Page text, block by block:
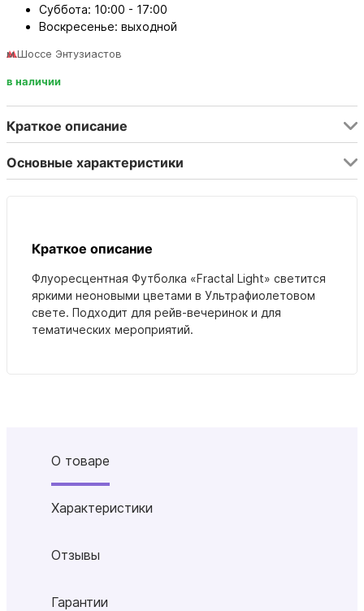
Суббота: 10:00 - 17:00
Воскресенье: выходной
м.Шоссе Энтузиастов
в наличии
Краткое описание
Основные характеристики
Краткое описание
Флуоресцентная Футболка «Fractal Light» светится
яркими неоновыми цветами в Ультрафиолетовом
свете. Подходит для рейв-вечеринок и для
тематических мероприятий.
О товаре
Характеристики
Отзывы
Гарантии